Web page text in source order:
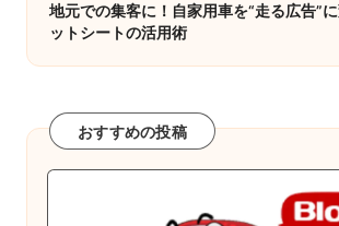
地元での集客に！自家用車を“走る広告”
ットシートの活用術
おすすめの投稿